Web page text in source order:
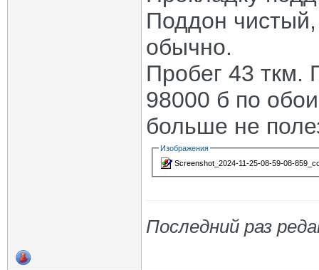
Поддон чистый,
обычно.
Пробег 43 ткм.
98000 б по
больше не
Изображения
Screenshot_2024-11-25-08-59-08-
Последний раз